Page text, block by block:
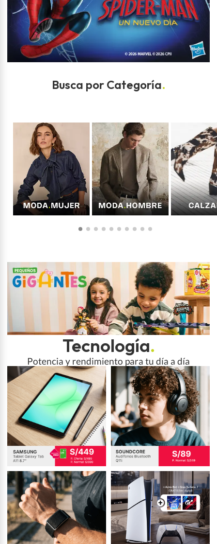
Busca por Categoría.
Tecnología.
Potencia y rendimiento para tu día a día